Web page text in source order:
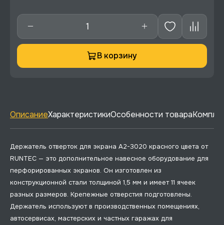
В корзину
ОписаниеХарактеристикиОсобенности товара
Держатель отверток для экрана A2-3020 красного цвета от
RUNTEC — это дополнительное навесное оборудование для
перфорированных экранов. Он изготовлен из
конструкционной стали толщиной 1,5 мм и имеет 11 ячеек
разных размеров. Крепежные отверстия подготовлены.
Держатель используют в производственных помещениях,
автосервисах, мастерских и частных гаражах для